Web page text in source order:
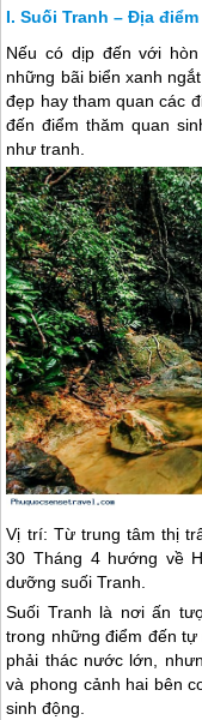
Suối Tranh – Địa
Nếu có dịp đến với hòn
những bãi biển xanh
đẹp hay tham quan các
đến điểm thăm quan
như tranh.
Vị trí: Từ trung tâm thị
30 Tháng 4 hướng về
dưỡng suối Tranh.
Suối Tranh là nơi ấn
trong những điểm đến
phải thác nước lớn,
và phong cảnh hai bên
sinh động.